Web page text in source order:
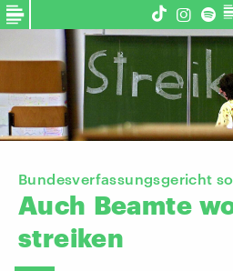
Bundesverfassungsgericht
Auch Beamte
streiken